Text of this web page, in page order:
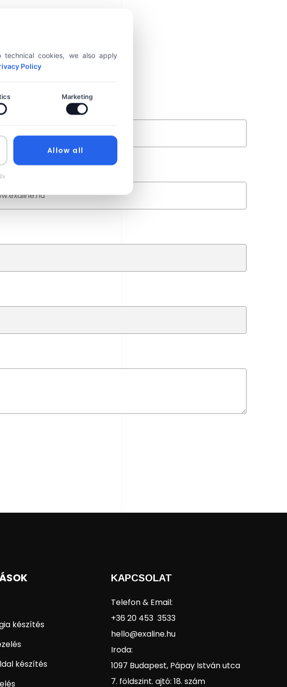
készítés
készítés
KAPCSOLAT
Telefon & Email:
+36 20 453 3533
hello@exaline.hu
Iroda:
1097 Budapest, Pápay István utca
7. földszint. ajtó: 18. szám
cookies, we also apply
Policy
Marketing
Allow all